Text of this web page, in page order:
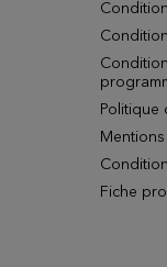
Politique
Fiche